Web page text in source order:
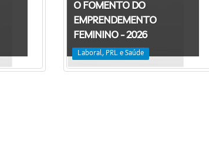
O FOMENTO DO
EMPRENDEMENTO
FEMININO - 2026
Laboral, PRL e Saúde